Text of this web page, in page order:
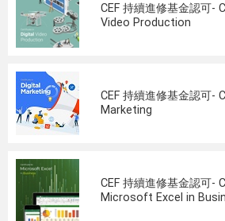
CEF 持續進修基金認可-
Video Production
CEF 持續進修基金認可-
Marketing
CEF 持續進修基金認可
Microsoft Excel in